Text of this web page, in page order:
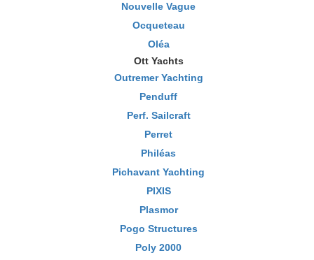
Nouvelle Vague
Ocqueteau
Oléa
Ott Yachts
Outremer Yachting
Penduff
Perf. Sailcraft
Perret
Philéas
Pichavant Yachting
PIXIS
Plasmor
Pogo Structures
Poly 2000